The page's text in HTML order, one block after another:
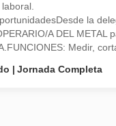
la
A DEL METAL
Medir,
Jornada Completa